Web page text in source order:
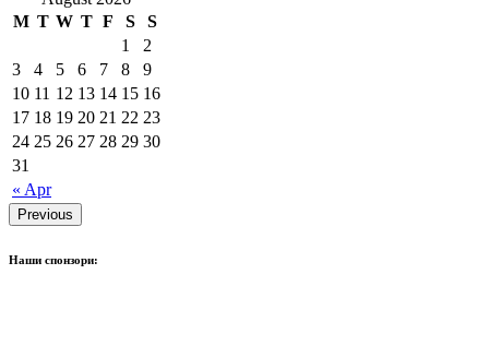
M T W T F S S
« Apr
1
2
3
4 5 6 7 8
9
10 11 12 13 14 15 16
17 18 19 20 21 22 23
24 25 26 27 28 29 30
31
Previous
Наши спонзори: